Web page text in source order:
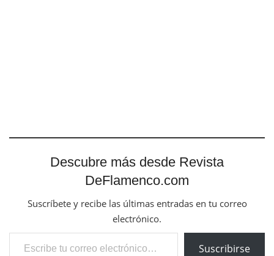
Descubre más desde Revista
DeFlamenco.com
Suscríbete y recibe las últimas entradas en tu correo
electrónico.
Escribe tu correo electrónico…
Suscribirse